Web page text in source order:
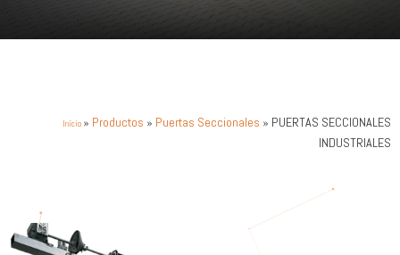
Início » Productos » Puertas Seccionales » PUERTAS SECCIONALES
INDUSTRIALES